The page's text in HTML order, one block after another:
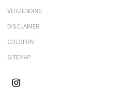
VERZENDING
DISCLAIMER
COLOFON
SITEMAP